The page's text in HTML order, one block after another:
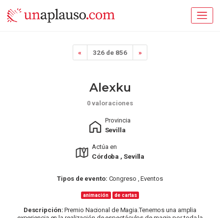
« 326 de 856 »
Alexku
0 valoraciones
Provincia
Sevilla
Actúa en
Córdoba , Sevilla
Tipos de evento: Congreso , Eventos
animación de cartas
Descripción: Premio Nacional de Magia.Tenemos una amplia